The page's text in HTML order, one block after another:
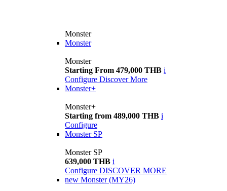
Monster
Monster
Monster
Starting From 479,000 THB i
Configure Discover More
Monster+
Monster+
Starting from 489,000 THB i
Configure
Monster SP
Monster SP
639,000 THB i
Configure DISCOVER MORE
new Monster (MY26)